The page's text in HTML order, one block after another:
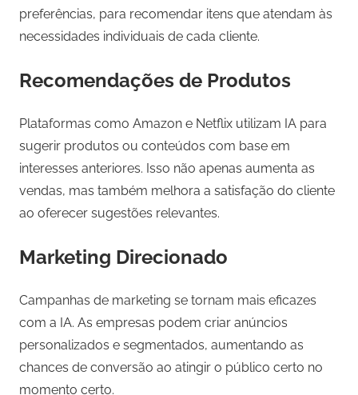
preferências, para recomendar itens que atendam às
necessidades individuais de cada cliente.
Recomendações de Produtos
Plataformas como Amazon e Netflix utilizam IA para
sugerir produtos ou conteúdos com base em
interesses anteriores. Isso não apenas aumenta as
vendas, mas também melhora a satisfação do cliente
ao oferecer sugestões relevantes.
Marketing Direcionado
Campanhas de marketing se tornam mais eficazes
com a IA. As empresas podem criar anúncios
personalizados e segmentados, aumentando as
chances de conversão ao atingir o público certo no
momento certo.